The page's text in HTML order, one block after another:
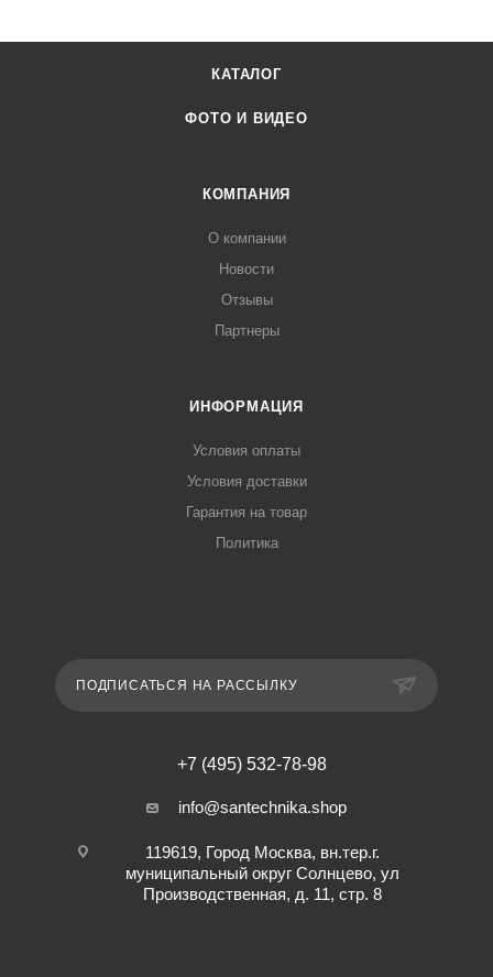
КАТАЛОГ
ФОТО И ВИДЕО
КОМПАНИЯ
О компании
Новости
Отзывы
Партнеры
ИНФОРМАЦИЯ
Условия оплаты
Условия доставки
Гарантия на товар
Политика
ПОДПИСАТЬСЯ НА РАССЫЛКУ
+7 (495) 532-78-98
info@santechnika.shop
119619, Город Москва, вн.тер.г.
муниципальный округ Солнцево, ул
Производственная, д. 11, стр. 8